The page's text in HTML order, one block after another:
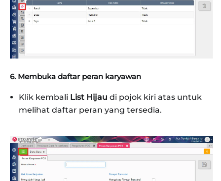
6. Membuka daftar peran karyawan
Klik kembali List Hijau di pojok kiri atas untuk
melihat daftar peran yang tersedia.